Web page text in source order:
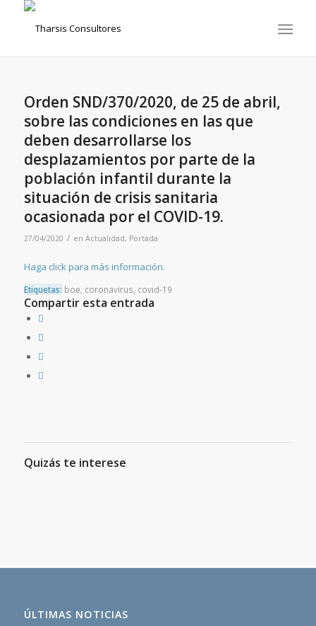
Orden SND/370/2020, de 25 de abril,
sobre las condiciones en las que
deben desarrollarse los
desplazamientos por parte de la
población infantil durante la
situación de crisis sanitaria
ocasionada por el COVID-19.
27/04/2020 / en Actualidad, Portada
Haga click para más información.
Etiquetas: boe coronavirus covid-19
Compartir esta entrada
Quizás te interese
ÚLTIMAS NOTICIAS